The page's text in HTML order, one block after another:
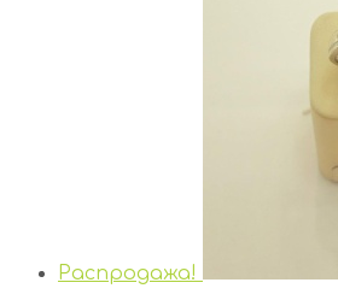
Распродажа!